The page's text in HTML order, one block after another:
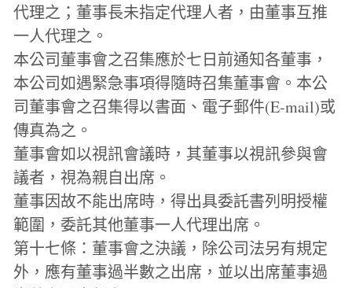
代理之；董事長未指定代理人者，由董事互推
一人代理之。
本公司董事會之召集應於七日前通知各董事，
本公司如遇緊急事項得隨時召集董事會。本公
司董事會之召集得以書面、電子郵件(E-mail)或
傳真為之。
董事會如以視訊會議時，其董事以視訊參與會
議者，視為親自出席。
董事因故不能出席時，得出具委託書列明授權
範圍，委託其他董事一人代理出席。
第十七條：董事會之決議，除公司法另有規定
外，應有董事過半數之出席，並以出席董事過